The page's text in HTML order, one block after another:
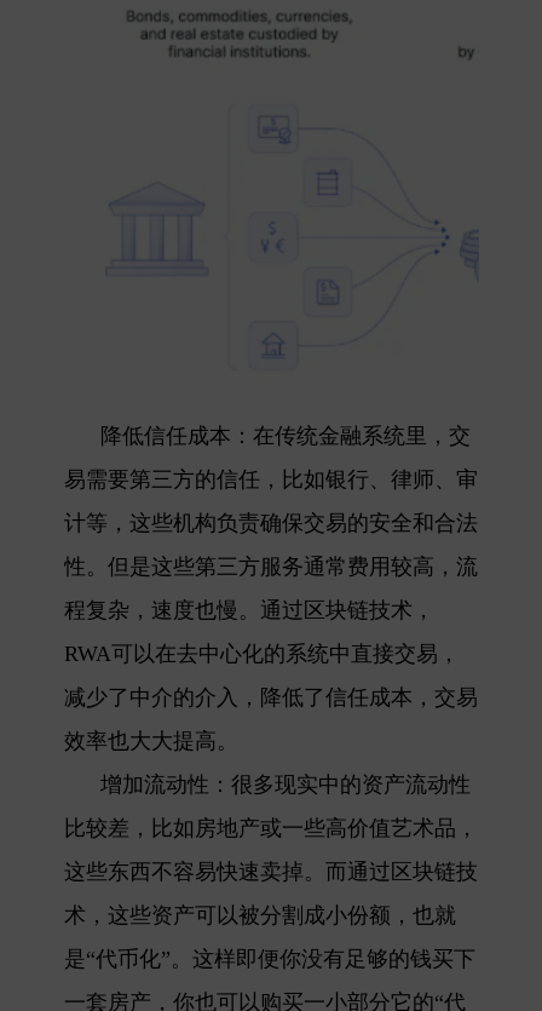
降低信任成本 ：在传统金融系统里，交
易需要第三方的信任，比如银行、律师、审
计等，这些机构负责确保交易的安全和合法
性。但是这些第三方服务通常费用较高，流
程复杂，速度也慢。通过区块链技术，
RWA可以在去中心化的系统中直接交易，
减少了中介的介入，降低了信任成本，交易
效率也大大提高。
增加流动性 ：很多现实中的资产流动性
比较差，比如房地产或一些高价值艺术品，
这些东西不容易快速卖掉。而通过区块链技
术，这些资产可以被分割成小份额，也就
是“代币化”。这样即便你没有足够的钱买下
一套房产，你也可以购买一小部分它的“代